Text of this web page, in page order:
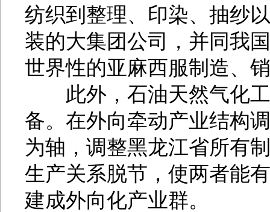
纺织到整理、印染、抽纱
装的大集团公司，并同我
世界性的亚麻西服制造、
此外，石油天然气化工
备。在外向牵动产业结构
为轴，调整黑龙江省所有
生产关系脱节，使两者能
建成外向化产业群。